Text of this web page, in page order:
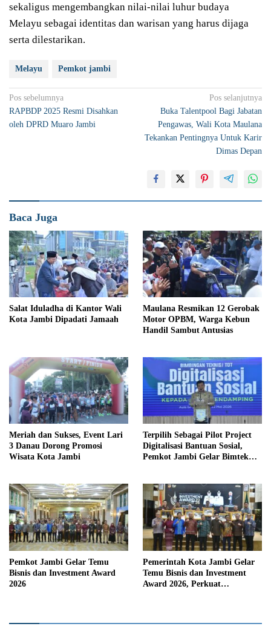
sekaligus mengembangkan nilai-nilai luhur budaya
Melayu sebagai identitas dan warisan yang harus dijaga
serta dilestarikan.
Melayu Pemkot jambi
Navigasi
pos
Pos sebelumnya
RAPBDP 2025 Resmi Disahkan
oleh DPRD Muaro Jambi
Pos selanjutnya
Buka Talentpool Bagi Jabatan
Pengawas, Wali Kota Maulana
Tekankan Pentingnya Untuk Karir
Dimas Depan
Baca Juga
Salat Iduladha di Kantor Wali
Kota Jambi Dipadati Jamaah
Maulana Resmikan 12 Gerobak
Motor OPBM, Warga Kebun
Handil Sambut Antusias
Meriah dan Sukses, Event Lari
3 Danau Dorong Promosi
Wisata Kota Jambi
Terpilih Sebagai Pilot Project
Digitalisasi Bantuan Sosial,
Pemkot Jambi Gelar Bimtek
Pemkot Jambi Gelar Temu
Bisnis dan Investment Award
2026
Pemerintah Kota Jambi Gelar
Temu Bisnis dan Investment
Award 2026, Perkuat